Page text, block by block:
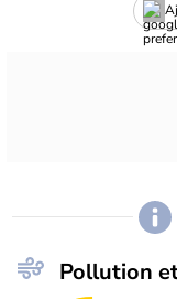
Pollution